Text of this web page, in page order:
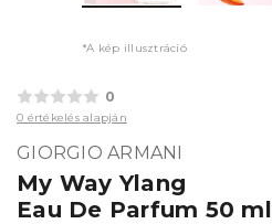
*A kép illusztráció
0
0 értékelés alapján
GIORGIO ARMANI
My Way Ylang
Eau De Parfum 50 ml